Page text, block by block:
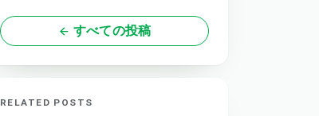
すべての投稿
RELATED POSTS